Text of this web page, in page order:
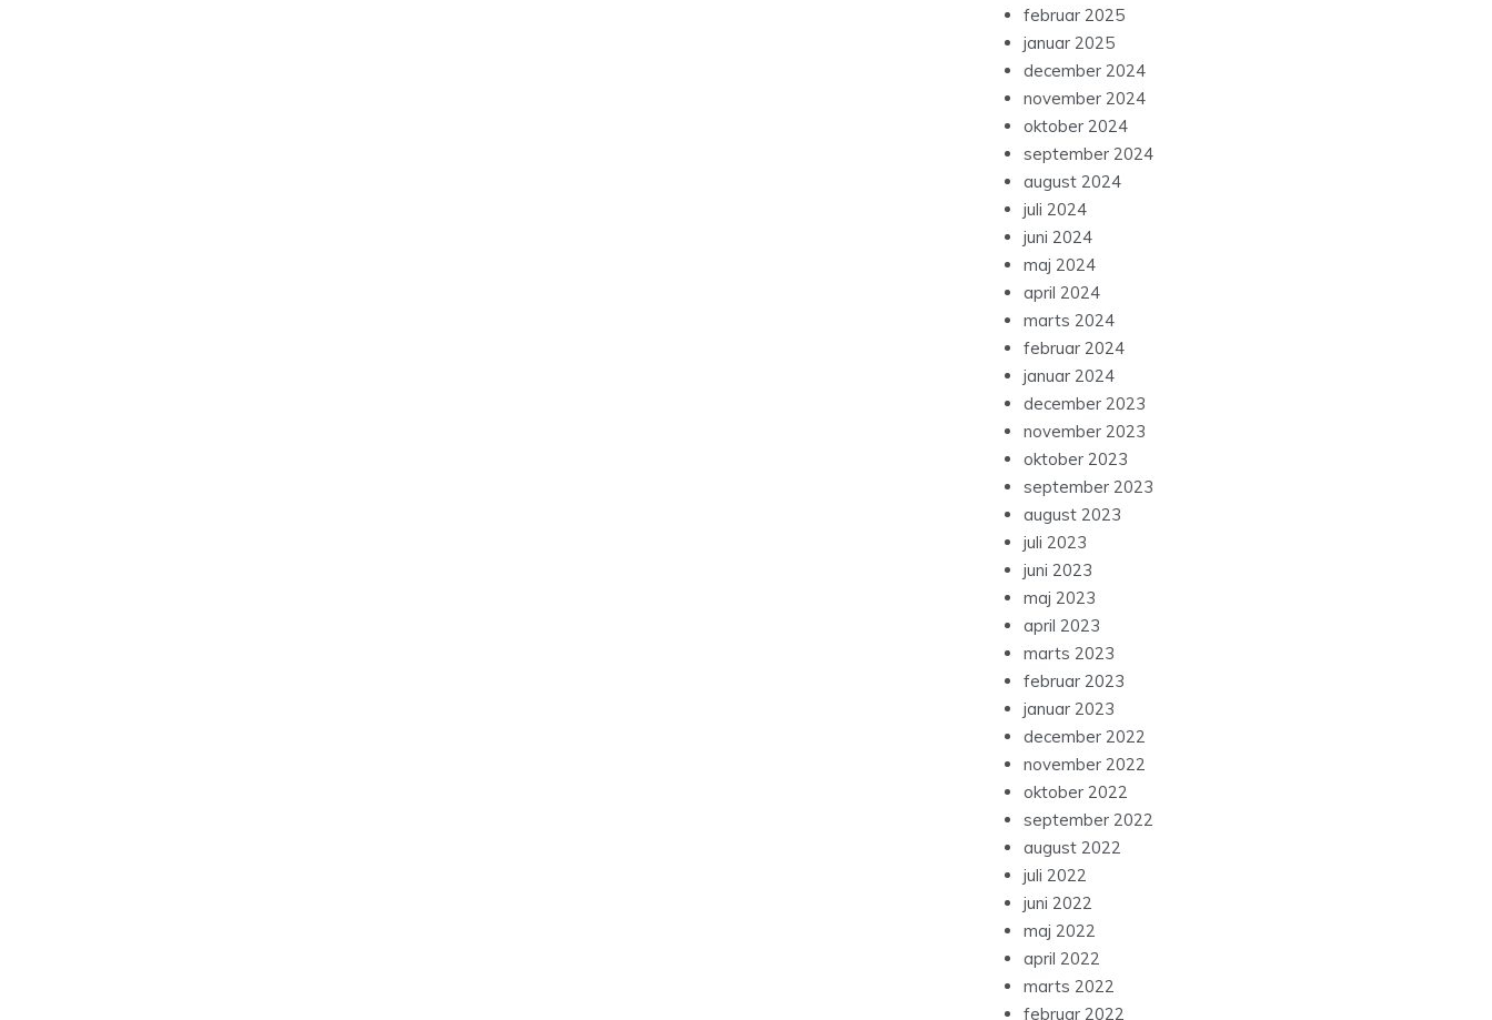
februar 2025
januar 2025
december 2024
november 2024
oktober 2024
september 2024
august 2024
juli 2024
juni 2024
maj 2024
april 2024
marts 2024
februar 2024
januar 2024
december 2023
november 2023
oktober 2023
september 2023
august 2023
juli 2023
juni 2023
maj 2023
april 2023
marts 2023
februar 2023
januar 2023
december 2022
november 2022
oktober 2022
september 2022
august 2022
juli 2022
juni 2022
maj 2022
april 2022
marts 2022
februar 2022